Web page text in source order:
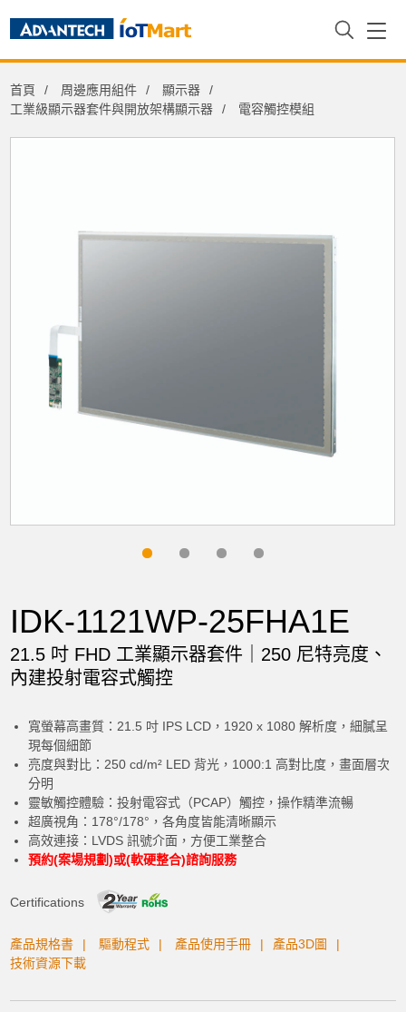
首頁 周邊應用組件
顯示器
工業級顯示器套件與開放架構顯示器
電容觸控模組
IDK-1121WP-25FHA1E
21.5 吋 FHD 工業顯示器套件｜250 尼特亮度、
內建投射電容式觸控
寬螢幕高畫質：21.5 吋 IPS LCD，1920 x 1080 解析度，細膩呈
現每個細節
亮度與對比：250 cd/m² LED 背光，1000:1 高對比度，畫面層次
分明
靈敏觸控體驗：投射電容式（PCAP）觸控，操作精準流暢
超廣視角：178°/178°，各角度皆能清晰顯示
高效連接：LVDS 訊號介面，方便工業整合
預約(案場規劃)或(軟硬整合)諮詢服務
Certifications
產品規格書 驅動程式 產品使用手冊
產品3D圖
技術資源下載
加入購物車